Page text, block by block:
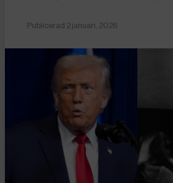
Publicerad 2 januari, 2026